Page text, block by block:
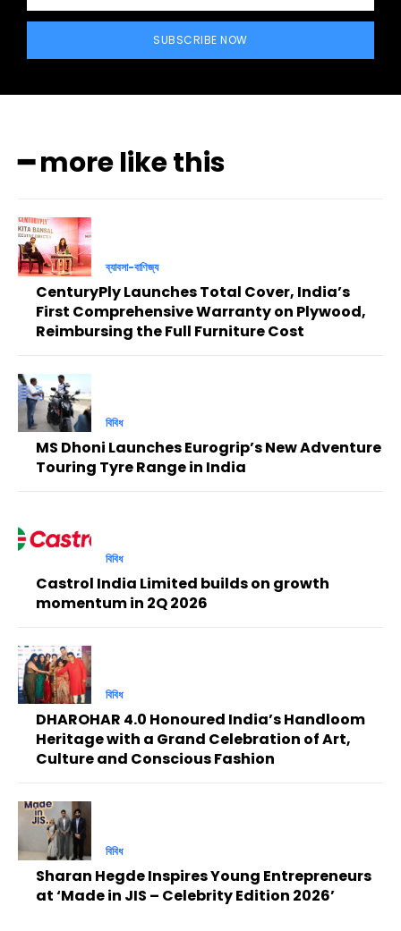
SUBSCRIBE NOW
━ more like this
ব্যাবসা-বাণিজ্য
CenturyPly Launches Total Cover, India’s
First Comprehensive Warranty on Plywood,
Reimbursing the Full Furniture Cost
বিবিধ
MS Dhoni Launches Eurogrip’s New Adventure
Touring Tyre Range in India
বিবিধ
Castrol India Limited builds on growth
momentum in 2Q 2026
বিবিধ
DHAROHAR 4.0 Honoured India’s Handloom
Heritage with a Grand Celebration of Art,
Culture and Conscious Fashion
বিবিধ
Sharan Hegde Inspires Young Entrepreneurs
at ‘Made in JIS – Celebrity Edition 2026’